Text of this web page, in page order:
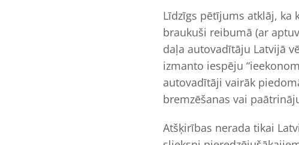
Līdzīgs pētījums atklāj, ka
braukuši reibumā (ar
daļa autovadītāju Latvijā
izmanto iespēju
autovadītāji vairāk
bremzēšanas vai
Atšķirības nerada tikai